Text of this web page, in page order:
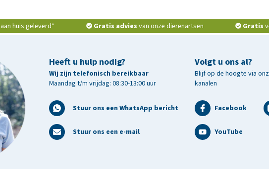
aan huis geleverd* Gratis advies van onze dierenartsen Gratis
Heeft u hulp nodig?
Wij zijn telefonisch bereikbaar
Maandag t/m vrijdag: 08:30-13:00 uur
Stuur ons een WhatsApp bericht
Stuur ons een e-mail
Volgt u ons al?
Blijf op de hoogte via
kanalen
Facebook
YouTube